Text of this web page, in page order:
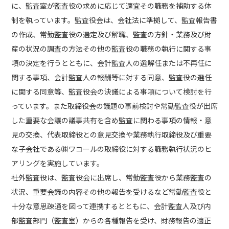
に、監査室が監査役の求めに応じて適宜その職務を補助する体
制を執っています。監査役会は、会社法に準拠して、監査報告書
の作成、常勤監査役の選定及び解職、監査の方針・業務及び財
産の状況の調査の方法その他の監査役の職務の執行に関する事
項の決定を行うとともに、会計監査人の選解任または不再任に
関する事項、会計監査人の報酬等に対する同意、監査役の選任
に関する同意等、監査役会の決議による事項について検討を行
っています。また取締役会の議題の事前検討や常勤監査役が出席
した重要な会議の議事共有を含め監査に関わる事項の情報・意
見の交換、代表取締役との意見交換や業務執行取締役及び重要
な子会社である㈱ワコールの取締役に対する職務執行状況のヒ
アリングを実施しています。
社外監査役は、監査役会に出席し、常勤監査役から業務監査の
状況、重要会議の内容その他の報告を受けるなど常勤監査役と
十分な意思疎通を図って連携するとともに、会計監査人及び内
部監査部門（監査室）からの各種報告を受け、財務報告の適正